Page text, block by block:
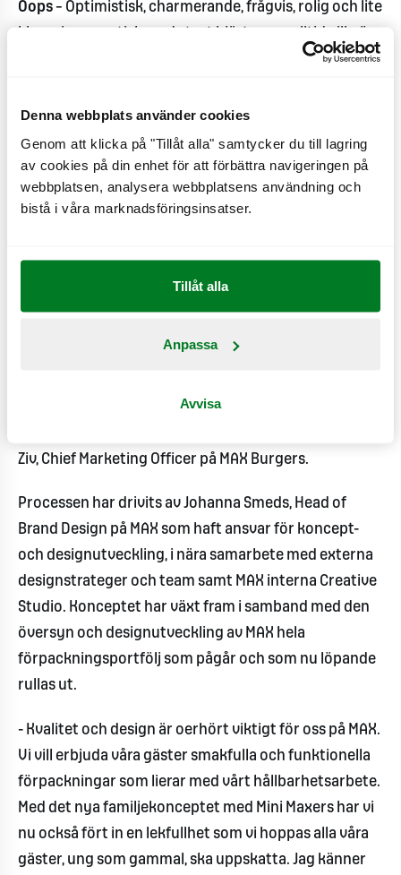
Denna webbplats använder cookies
Genom att klicka på "Tillåt alla" samtycker du till lagring
av cookies på din enhet för att förbättra navigeringen på
webbplatsen, analysera webbplatsens användning och
bistå i våra marknadsföringsinsatser.
Tillåt alla
Anpassa
Avvisa
Oops – Optimistisk, charmerande, frågvis, rolig och lite
hela familjekonceptet. Konceptet kommer fortsatt
att utvecklas och kompletteras med pysselböcker,
sagoböcker samt andra aktiveringar och events.
familjekoncept på MAX, det här är ett första steg i
stor efterfrågan på en anpassad gästupplevelse för
hela familjen. Vi är väldigt glada att nu äntligen få
Ziv, Chief Marketing Officer på MAX Burgers.
Processen har drivits av Johanna Smeds, Head of
Brand Design på MAX som haft ansvar för koncept-
och designutveckling, i nära samarbete med externa
designstrateger och team samt MAX interna Creative
Studio. Konceptet har växt fram i samband med den
översyn och designutveckling av MAX hela
förpackningsportfölj som pågår och som nu löpande
rullas ut.
- Kvalitet och design är oerhört viktigt för oss på MAX.
Vi vill erbjuda våra gäster smakfulla och funktionella
förpackningar som lierar med vårt hållbarhetsarbete.
Med det nya familjekonceptet med Mini Maxers har vi
nu också fört in en lekfullhet som vi hoppas alla våra
gäster, ung som gammal, ska uppskatta. Jag känner